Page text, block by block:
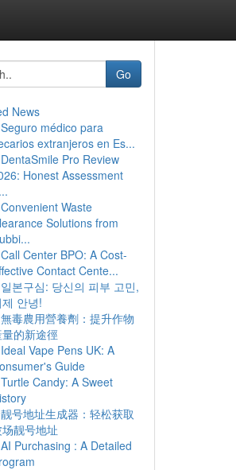
Go
News
Seguro médico para
extranjeros en Es...
DentaSmile Pro Review
Honest Assessment
Convenient Waste
Solutions from
Call Center BPO: A Cost-
Contact Cente...
일본구심: 당신의 피부 고민,
제 안녕!
無毒農用營養劑：提升作物
量的新途徑
Ideal Vape Pens UK: A
Guide
Turtle Candy: A Sweet
靓号地址生成器：轻松获取
靓号地址
AI Purchasing : A Detailed